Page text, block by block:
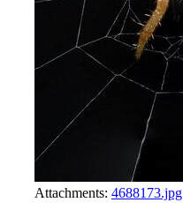
Attachments: 4688173.jpg